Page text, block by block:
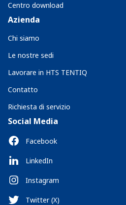
Centro download
Azienda
Chi siamo
Le nostre sedi
Lavorare in HTS TENTIQ
Contatto
Richiesta di servizio
Social Media
Facebook
LinkedIn
Instagram
Twitter (X)